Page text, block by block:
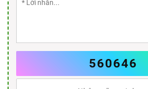
560646